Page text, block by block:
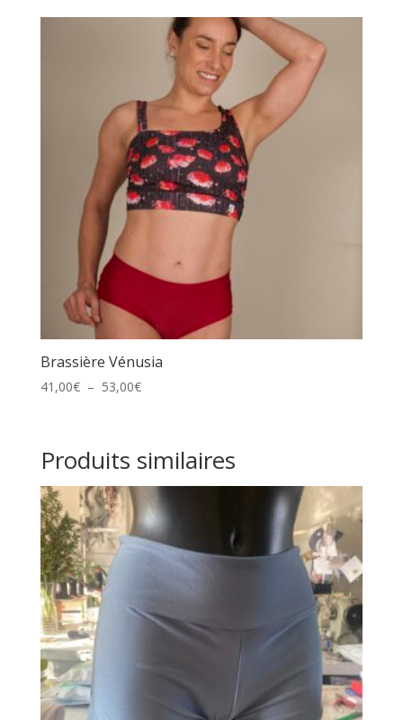
32,00€
Brassière Vénusia
41,00€ – 53,00€Plage
à
53,00€
Produits similaires